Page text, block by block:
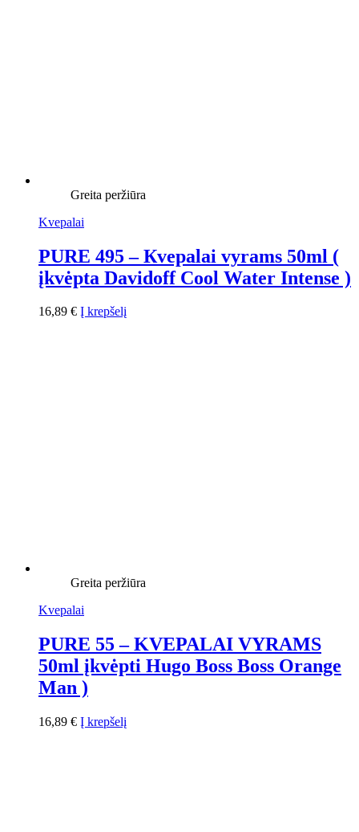
Greita peržiūra
Kvepalai
PURE 495 – Кvepalai vyrams 50ml (
įkvėpta Davidoff Cool Water Intense )
16,89 € Į krepšelį
Greita peržiūra
Kvepalai
PURE 55 – KVEPALAI VYRAMS
50ml įkvėpti Hugo Boss Boss Orange
Man )
16,89 € Į krepšelį